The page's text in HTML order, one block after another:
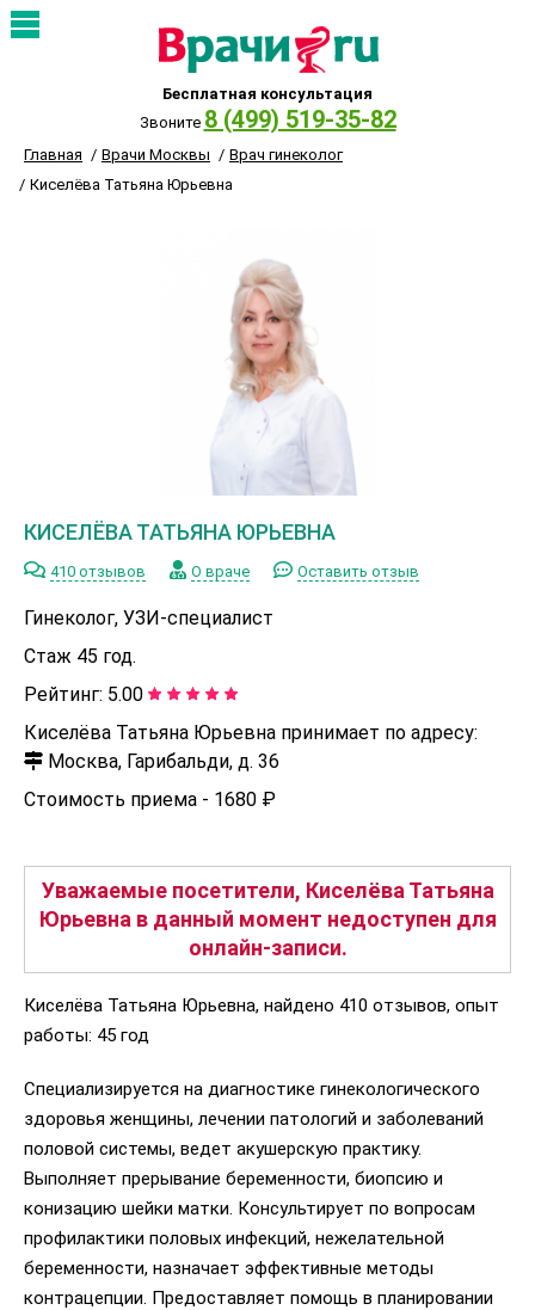
Бесплатная консультация
Звоните 8 (499) 519-35-82
Главная Врачи Москвы
Врач гинеколог
Киселёва Татьяна Юрьевна
КИСЕЛЁВА ТАТЬЯНА ЮРЬЕВНА
410 отзывов О враче Оставить отзыв
Гинеколог, УЗИ-специалист
Стаж 45 год.
Рейтинг: 5.00
Киселёва Татьяна Юрьевна принимает по адресу:
Москва, Гарибальди, д. 36
Стоимость приема - 1680 ₽
Уважаемые посетители, Киселёва Татьяна
Юрьевна в данный момент недоступен для
онлайн-записи.
Киселёва Татьяна Юрьевна, найдено 410 отзывов, опыт
работы: 45 год
Специализируется на диагностике гинекологического
здоровья женщины, лечении патологий и заболеваний
половой системы, ведет акушерскую практику.
Выполняет прерывание беременности, биопсию и
конизацию шейки матки. Консультирует по вопросам
профилактики половых инфекций, нежелательной
беременности, назначает эффективные методы
контрацепции. Предоставляет помощь в планировании